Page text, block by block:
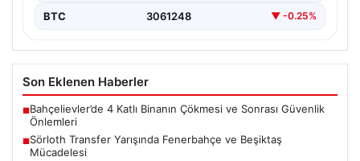
BTC 3061248 ▼ -0.25%
Son Eklenen Haberler
■Bahçelievler’de 4 Katlı Binanın Çökmesi ve Sonrası Güvenlik
Önlemleri
■Sörloth Transfer Yarışında Fenerbahçe ve Beşiktaş
Mücadelesi